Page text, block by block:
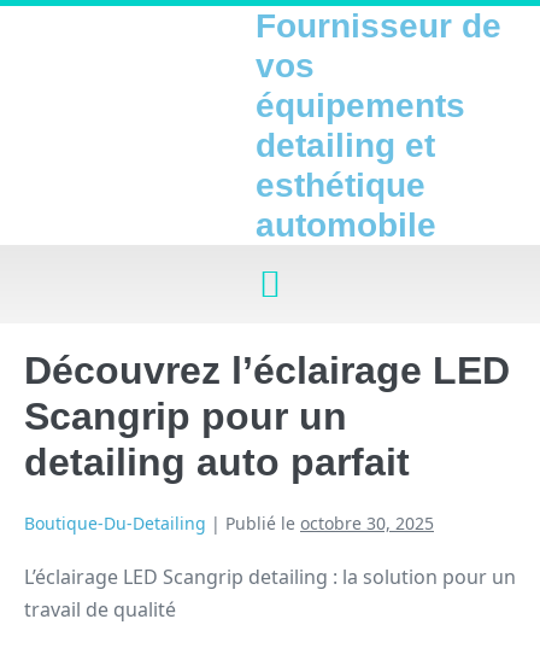
Fournisseur de
vos
équipements
detailing et
esthétique
automobile
Découvrez l’éclairage LED
Scangrip pour un
detailing auto parfait
Boutique-Du-Detailing | Publié le octobre 30, 2025
L’éclairage LED Scangrip detailing : la solution pour un
travail de qualité